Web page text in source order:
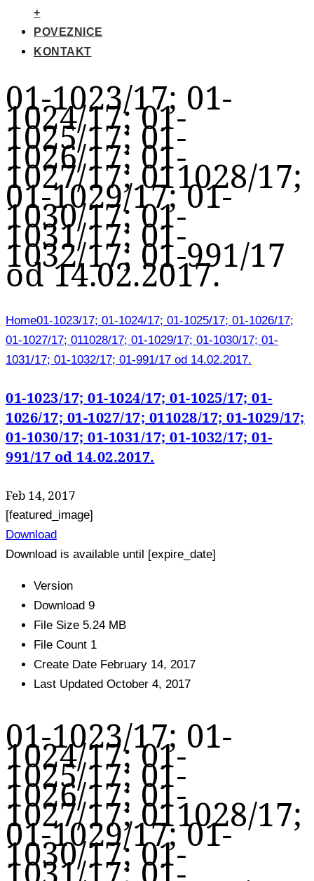
+
POVEZNICE
KONTAKT
01-1023/17; 01-
1024/17; 01-
1025/17; 01-
1026/17; 01-
1027/17; 011028/17;
01-1029/17; 01-
1030/17; 01-
1031/17; 01-
1032/17; 01-991/17
od 14.02.2017.
Home01-1023/17; 01-1024/17; 01-1025/17; 01-1026/17;
01-1027/17; 011028/17; 01-1029/17; 01-1030/17; 01-
1031/17; 01-1032/17; 01-991/17 od 14.02.2017.
01-1023/17; 01-1024/17; 01-1025/17; 01-
1026/17; 01-1027/17; 011028/17; 01-1029/17;
01-1030/17; 01-1031/17; 01-1032/17; 01-
991/17 od 14.02.2017.
Feb 14, 2017
[featured_image]
Download
Download is available until [expire_date]
Version
Download 9
File Size 5.24 MB
File Count 1
Create Date February 14, 2017
Last Updated October 4, 2017
01-1023/17; 01-
1024/17; 01-
1025/17; 01-
1026/17; 01-
1027/17; 011028/17;
01-1029/17; 01-
1030/17; 01-